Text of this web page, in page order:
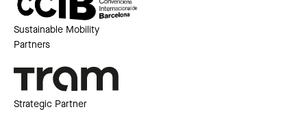
Sustainable Mobility
Partners
Strategic Partner